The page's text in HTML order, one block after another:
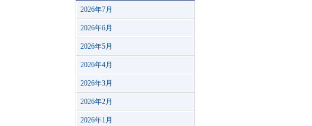
2026年7月
2026年6月
2026年5月
2026年4月
2026年3月
2026年2月
2026年1月